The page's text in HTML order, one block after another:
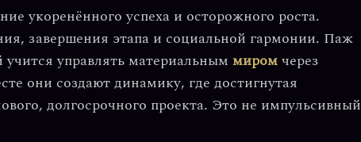
укоренённого успеха и осторожного роста.
завершения этапа и социальной гармонии. Паж
управлять материальным миромчерез
они создают динамику, где достигнутая
долгосрочного проекта. Это не импульсивный